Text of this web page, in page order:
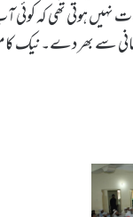
نہیں ہوتی تھی
سے بھر دے۔نیک